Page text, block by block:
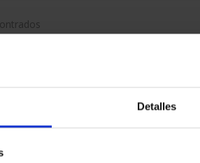
Detalles